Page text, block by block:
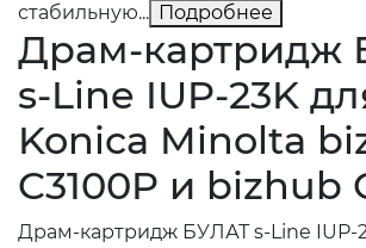
стабильную... Подробнее
Драм-картридж
s-Line IUP-23K
Konica Minolta
C3100P и bizhub
Драм-картридж БУЛАТ s-Line IUP-